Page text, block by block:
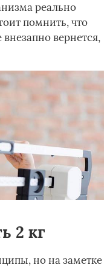
реально
помнить, что
вернется,
2 кг
но на заметке